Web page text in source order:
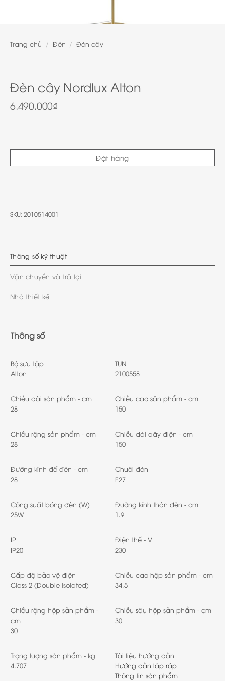
Trang chủ / Đèn / Đèn cây
Đèn cây Nordlux Alton
6.490.000₫
Đặt hàng
SKU:2010514001
Thông số kỹ thuật
Vận chuyển và trả lại
Nhà thiết kế
Thông số
Bộ sưu tập
Alton
TUN
2100558
Chiều dài sản phẩm - cm
28
Chiều cao sản phẩm - cm
150
Chiều rộng sản phẩm - cm
28
Chiều dài dây điện - cm
150
Đường kính đế đèn - cm
28
Chuôi đèn
E27
Công suất bóng đèn (W)
25W
Đường kính thân đèn - cm
1.9
IP
IP20
Điện thế - V
230
Cấp độ bảo vệ điện
Class 2 (Double isolated)
Chiều cao hộp sản phẩm - cm
34.5
Chiều rộng hộp sản phẩm -
cm
30
Chiều sâu hộp sản phẩm - cm
30
Trọng lượng sản phẩm - kg
4.707
Tài liệu hướng dẫn
Hướng dẫn lắp ráp
Thông tin sản phẩm